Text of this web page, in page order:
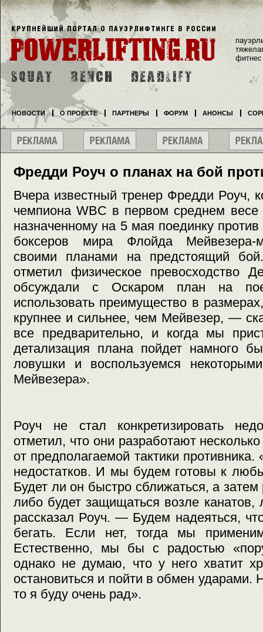
Фредди Роуч о планах на бой
Вчера известный тренер Фредди Роуч,
чемпиона WBC в первом среднем
назначенному на 5 мая поединку
боксеров мира Флойда Мейвезера-
своими планами на предстоящий
отметил физическое
обсуждали с Оскаром план на
использовать преимущество в
крупнее и сильнее, чем Мейвезер, —
все предварительно, и когда мы
детализация плана пойдет намного
ловушки и воспользуемся
Мейвезера».
Роуч не стал конкретизировать
отметил, что они разработают
от предполагаемой тактики
недостатков. И мы будем готовы к
Будет ли он быстро сближаться, а
либо будет защищаться возле канатов,
рассказал Роуч. — Будем надеяться,
бегать. Если нет, тогда мы
Естественно, мы бы с радостью
однако не думаю, что у него хватит
остановиться и пойти в обмен ударами.
то я буду очень рад».
фитнес
НОВОСТИ О ПРОЕКТЕ ПАРТНЕРЫ ФОРУМ АНОНСЫ